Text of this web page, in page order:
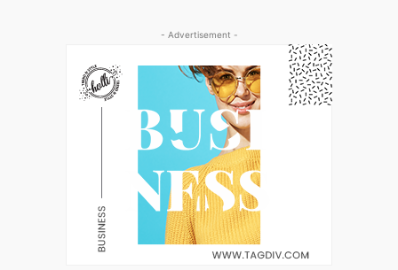
- Advertisement -